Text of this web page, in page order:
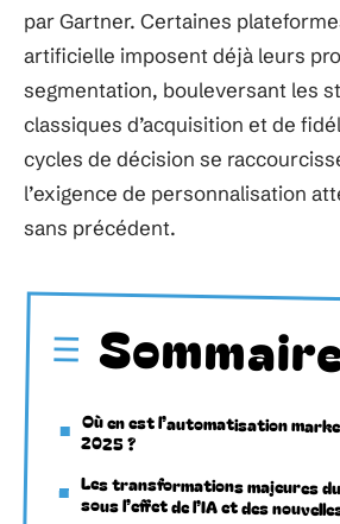
par Gartner. Certaines
artificielle imposent déjà leurs
segmentation, bouleversant les
classiques d’acquisition et de
cycles de décision se
l’exigence de personnalisation
sans précédent.
Où en est l’automatisation
2025 ?
Les transformations majeures
sous l’effet de l’IA et des